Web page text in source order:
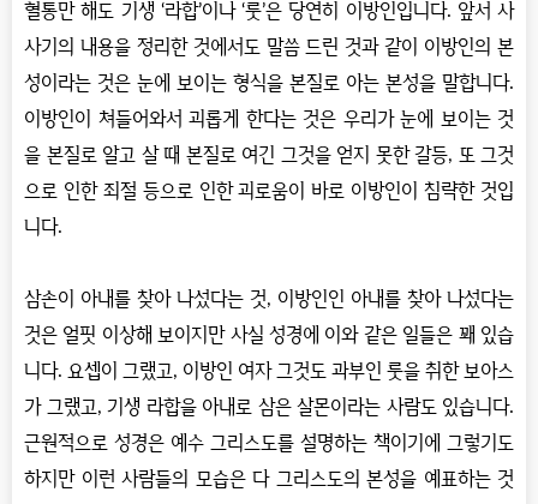
혈통만 해도 기생 ‘라합’이나 ‘룻’은 당연히 이방인입니다. 앞서 사
사기의 내용을 정리한 것에서도 말씀 드린 것과 같이 이방인의 본
성이라는 것은 눈에 보이는 형식을 본질로 아는 본성을 말합니다.
이방인이 쳐들어와서 괴롭게 한다는 것은 우리가 눈에 보이는 것
을 본질로 알고 살 때 본질로 여긴 그것을 얻지 못한 갈등, 또 그것
으로 인한 죄절 등으로 인한 괴로움이 바로 이방인이 침략한 것입
니다.
삼손이 아내를 찾아 나섰다는 것, 이방인인 아내를 찾아 나섰다는
것은 얼핏 이상해 보이지만 사실 성경에 이와 같은 일들은 꽤 있습
니다. 요셉이 그랬고, 이방인 여자 그것도 과부인 룻을 취한 보아스
가 그랬고, 기생 라합을 아내로 삼은 살몬이라는 사람도 있습니다.
근원적으로 성경은 예수 그리스도를 설명하는 책이기에 그렇기도
하지만 이런 사람들의 모습은 다 그리스도의 본성을 예표하는 것